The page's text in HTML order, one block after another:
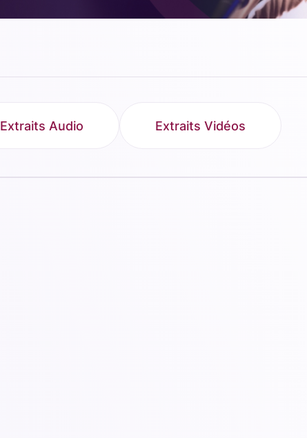
Extraits Audio Extraits Vidéos